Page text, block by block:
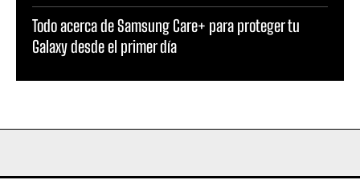
Todo acerca de Samsung Care+ para proteger tu
Galaxy desde el primer día